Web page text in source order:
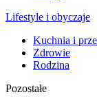
Lifestyle i obyczaje
Kuchnia i
Zdrowie
Rodzina
Pozostałe